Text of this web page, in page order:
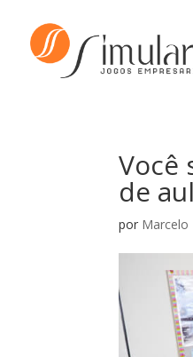
Você
de
por Marcelo